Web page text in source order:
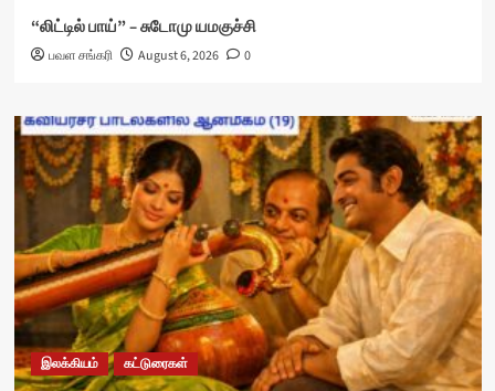
“லிட்டில் பாய்” – சுடோமு யமகுச்சி
பவள சங்கரி August 6, 2026 0
இலக்கியம் கட்டுரைகள்